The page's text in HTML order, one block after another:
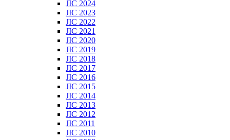
JIC 2024
JIC 2023
JIC 2022
JIC 2021
JIC 2020
JIC 2019
JIC 2018
JIC 2017
JIC 2016
JIC 2015
JIC 2014
JIC 2013
JIC 2012
JIC 2011
JIC 2010